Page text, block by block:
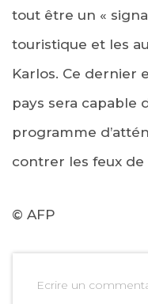
tout être un «
touristique et les
Karlos. Ce dernier
pays sera capable
programme
contrer les feux de
© AFP
Ecrire un